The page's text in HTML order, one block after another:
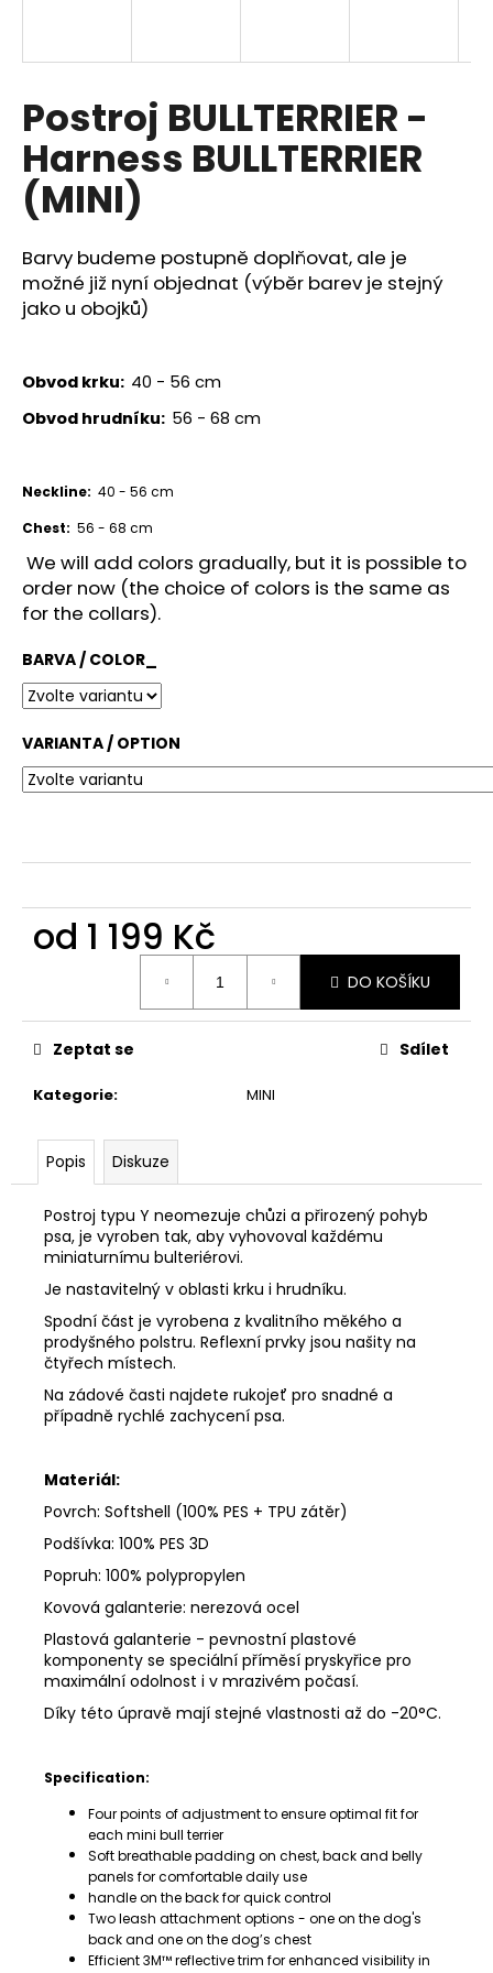
Postroj BULLTERRIER -
Harness BULLTERRIER
(MINI)
Barvy budeme postupně doplňovat, ale je
možné již nyní objednat (výběr barev je stejný
jako u obojků)
Obvod krku: 40 - 56 cm
Obvod hrudníku: 56 - 68 cm
Neckline: 40 - 56 cm
Chest: 56 - 68 cm
We will add colors gradually, but it is possible to
order now (the choice of colors is the same as
for the collars).
BARVA / COLOR_
VARIANTA / OPTION
od 1 199 Kč
DO KOŠÍKU
Kategorie: MINI
Zeptat se Sdílet
Popis Diskuze
Postroj typu Y neomezuje chůzi a přirozený pohyb
psa, je vyroben tak, aby vyhovoval každému
miniaturnímu bulteriérovi.
Je nastavitelný v oblasti krku i hrudníku.
Spodní část je vyrobena z kvalitního měkého a
prodyšného polstru. Reflexní prvky jsou našity na
čtyřech místech.
Na zádové časti najdete rukojeť pro snadné a
případně rychlé zachycení psa.
Materiál:
Povrch: Softshell (100% PES + TPU zátěr)
Podšívka: 100% PES 3D
Popruh: 100% polypropylen
Kovová galanterie: nerezová ocel
Plastová galanterie - pevnostní plastové
komponenty se speciální příměsí pryskyřice pro
maximální odolnost i v mrazivém počasí.
Díky této úpravě mají stejné vlastnosti až do -20°C.
Specification:
Four points of adjustment to ensure optimal fit for
each mini bull terrier
Soft breathable padding on chest, back and belly
panels for comfortable daily use
handle on the back for quick control
Two leash attachment options - one on the dog's
back and one on the dog’s chest
Efficient 3M™ reflective trim for enhanced visibility in
j
t
?
HLEDAT
o
o
č
u
e
m
e